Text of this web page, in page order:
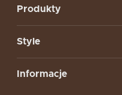
Produkty
Style
Informacje